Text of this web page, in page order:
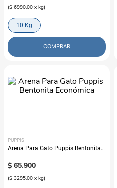
($ 6990,00 x kg)
10 Kg
COMPRAR
PUPPIS
Arena Para Gato Puppis Bentonita
$ 65.900
($ 3295,00 x kg)